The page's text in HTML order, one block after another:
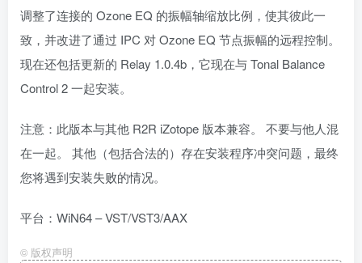
调整了连接的 Ozone EQ 的振幅轴缩放比例，使其彼此一
致，并改进了通过 IPC 对 Ozone EQ 节点振幅的远程控制。
现在还包括更新的 Relay 1.0.4b，它现在与 Tonal Balance
Control 2 一起安装。
注意：此版本与其他 R2R iZotope 版本兼容。 不要与他人混
在一起。 其他（包括合法的）存在安装程序冲突问题，最终
您将遇到安装失败的情况。
平台：WiN64 – VST/VST3/AAX
© 版权声明